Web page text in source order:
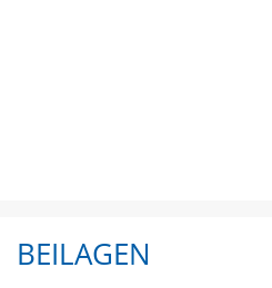
BEILAGEN